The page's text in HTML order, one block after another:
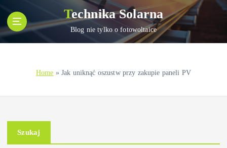
i
n
Technika Solarna
Blog nie tylko o fotowoltaice
Home »Jak uniknąć oszustw przy zakupie paneli PV
Szukaj